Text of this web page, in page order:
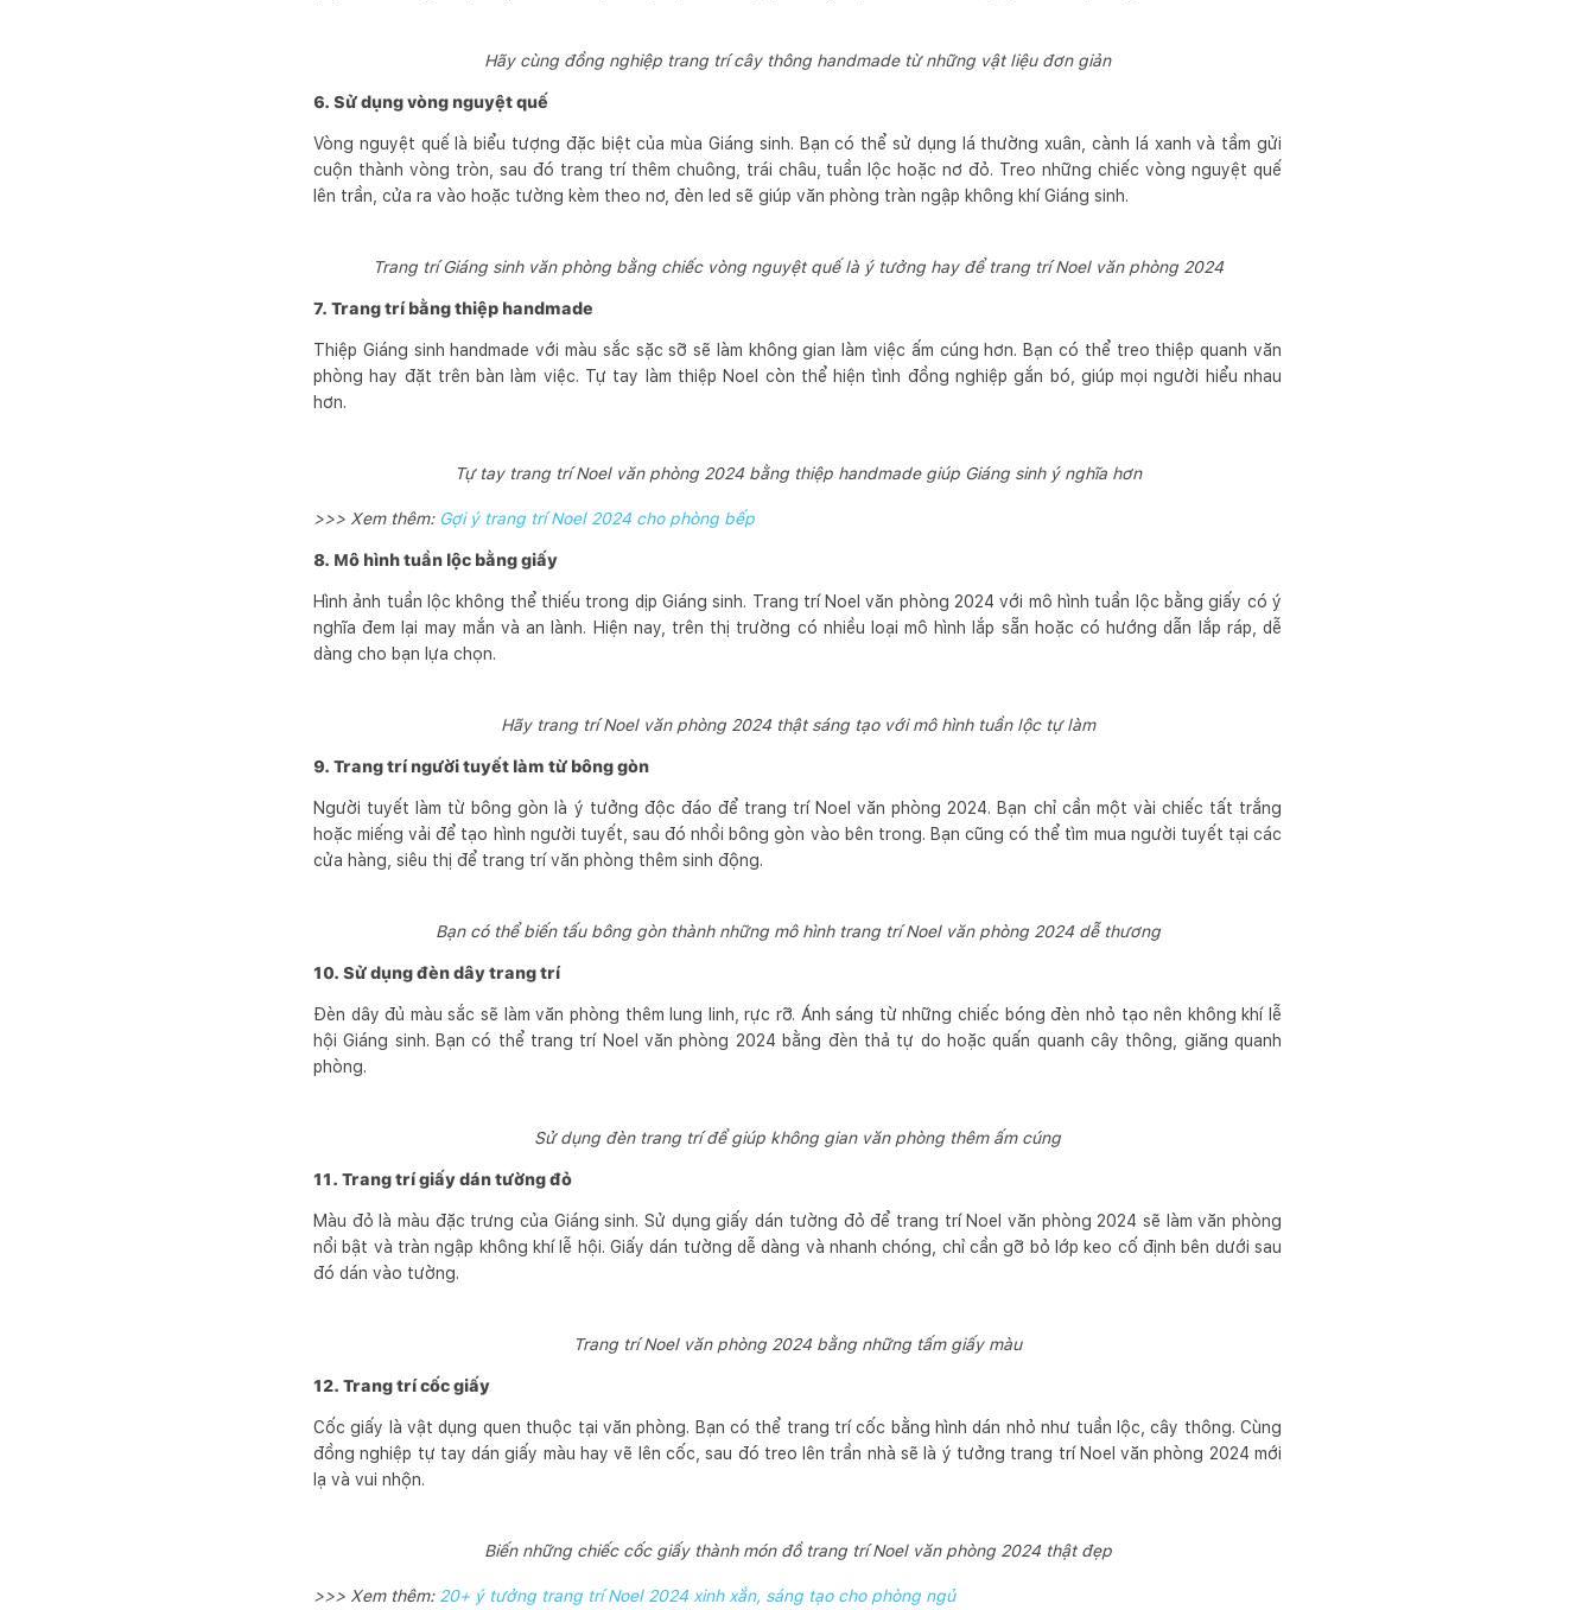
Hãy cùng đồng nghiệp trang trí cây thông handmade từ những vật liệu đơn giản
6. Sử dụng vòng nguyệt quế
Vòng nguyệt quế là biểu tượng đặc biệt của mùa Giáng sinh. Bạn có thể sử dụng lá thường xuân, cành lá xanh và tầm gửi
cuộn thành vòng tròn, sau đó trang trí thêm chuông, trái châu, tuần lộc hoặc nơ đỏ. Treo những chiếc vòng nguyệt quế
lên trần, cửa ra vào hoặc tường kèm theo nơ, đèn led sẽ giúp văn phòng tràn ngập không khí Giáng sinh.
Trang trí Giáng sinh văn phòng bằng chiếc vòng nguyệt quế là ý tưởng hay để trang trí Noel văn phòng 2024
7. Trang trí bằng thiệp handmade
Thiệp Giáng sinh handmade với màu sắc sặc sỡ sẽ làm không gian làm việc ấm cúng hơn. Bạn có thể treo thiệp quanh văn
phòng hay đặt trên bàn làm việc. Tự tay làm thiệp Noel còn thể hiện tình đồng nghiệp gắn bó, giúp mọi người hiểu nhau
hơn.
Tự tay trang trí Noel văn phòng 2024 bằng thiệp handmade giúp Giáng sinh ý nghĩa hơn
>>> Xem thêm: Gợi ý trang trí Noel 2024 cho phòng bếp
8. Mô hình tuần lộc bằng giấy
Hình ảnh tuần lộc không thể thiếu trong dịp Giáng sinh. Trang trí Noel văn phòng 2024 với mô hình tuần lộc bằng giấy có ý
nghĩa đem lại may mắn và an lành. Hiện nay, trên thị trường có nhiều loại mô hình lắp sẵn hoặc có hướng dẫn lắp ráp, dễ
dàng cho bạn lựa chọn.
Hãy trang trí Noel văn phòng 2024 thật sáng tạo với mô hình tuần lộc tự làm
9. Trang trí người tuyết làm từ bông gòn
Người tuyết làm từ bông gòn là ý tưởng độc đáo để trang trí Noel văn phòng 2024. Bạn chỉ cần một vài chiếc tất trắng
hoặc miếng vải để tạo hình người tuyết, sau đó nhồi bông gòn vào bên trong. Bạn cũng có thể tìm mua người tuyết tại các
cửa hàng, siêu thị để trang trí văn phòng thêm sinh động.
Bạn có thể biến tấu bông gòn thành những mô hình trang trí Noel văn phòng 2024 dễ thương
10. Sử dụng đèn dây trang trí
Đèn dây đủ màu sắc sẽ làm văn phòng thêm lung linh, rực rỡ. Ánh sáng từ những chiếc bóng đèn nhỏ tạo nên không khí lễ
hội Giáng sinh. Bạn có thể trang trí Noel văn phòng 2024 bằng đèn thả tự do hoặc quấn quanh cây thông, giăng quanh
phòng.
Sử dụng đèn trang trí để giúp không gian văn phòng thêm ấm cúng
11. Trang trí giấy dán tường đỏ
Màu đỏ là màu đặc trưng của Giáng sinh. Sử dụng giấy dán tường đỏ để trang trí Noel văn phòng 2024 sẽ làm văn phòng
nổi bật và tràn ngập không khí lễ hội. Giấy dán tường dễ dàng và nhanh chóng, chỉ cần gỡ bỏ lớp keo cố định bên dưới sau
đó dán vào tường.
Trang trí Noel văn phòng 2024 bằng những tấm giấy màu
12. Trang trí cốc giấy
Cốc giấy là vật dụng quen thuộc tại văn phòng. Bạn có thể trang trí cốc bằng hình dán nhỏ như tuần lộc, cây thông. Cùng
đồng nghiệp tự tay dán giấy màu hay vẽ lên cốc, sau đó treo lên trần nhà sẽ là ý tưởng trang trí Noel văn phòng 2024 mới
lạ và vui nhộn.
Biến những chiếc cốc giấy thành món đồ trang trí Noel văn phòng 2024 thật đẹp
>>> Xem thêm: 20+ ý tưởng trang trí Noel 2024 xinh xắn, sáng tạo cho phòng ngủ